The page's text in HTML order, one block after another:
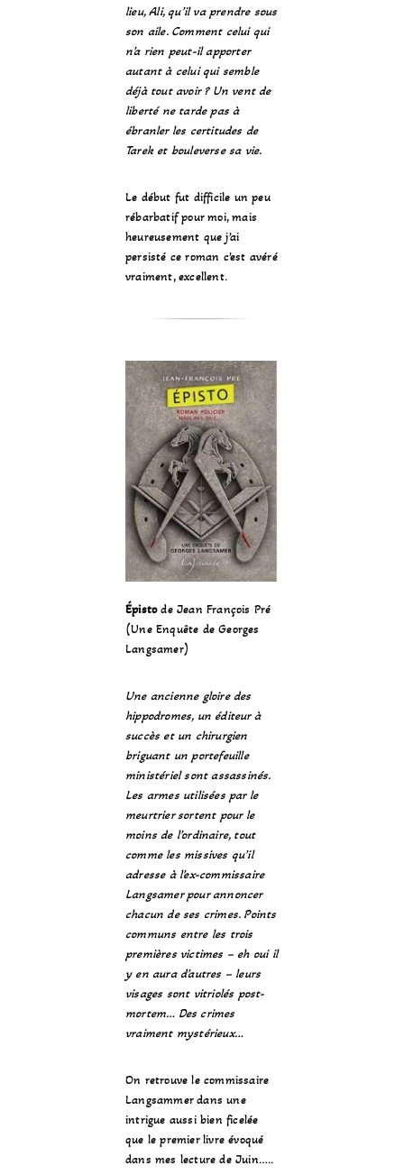
lieu, Ali, qu’il va prendre sous
son aile. Comment celui qui
n’a rien peut-il apporter
autant à celui qui semble
déjà tout avoir ? Un vent de
liberté ne tarde pas à
ébranler les certitudes de
Tarek et bouleverse sa vie.
Le début fut difficile un peu
rébarbatif pour moi, mais
heureusement que j’ai
persisté ce roman c’est avéré
vraiment, excellent.
Épistode Jean François Pré
(Une Enquête de Georges
Langsamer)
Une ancienne gloire des
hippodromes, un éditeur à
succès et un chirurgien
briguant un portefeuille
ministériel sont assassinés.
Les armes utilisées par le
meurtrier sortent pour le
moins de l’ordinaire, tout
comme les missives qu’il
adresse à l’ex-commissaire
Langsamer pour annoncer
chacun de ses crimes. Points
communs entre les trois
premières victimes – eh oui il
y en aura d’autres – leurs
visages sont vitriolés post-
mortem… Des crimes
vraiment mystérieux…
On retrouve le commissaire
Langsammer dans une
intrigue aussi bien ficelée
que le premier livre évoqué
dans mes lecture de Juin…..